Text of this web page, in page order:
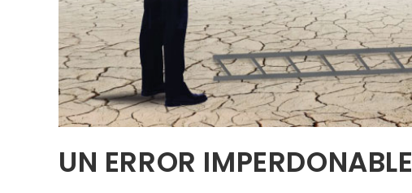
UN ERROR IMPERDONABLE